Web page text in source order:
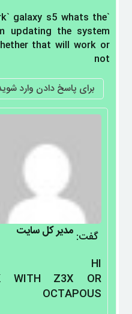
galaxy s5 whats the
updating the system
that will work or
not
برای پاسخ دادن وارد
مدیر کل سایت گفت:
HI
WITH Z3X OR
OCTAPOUS